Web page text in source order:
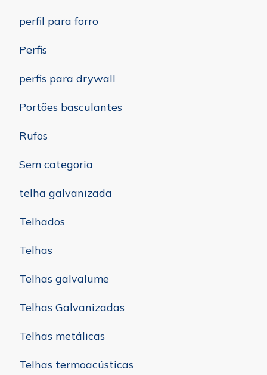
perfil para forro
Perfis
perfis para drywall
Portões basculantes
Rufos
Sem categoria
telha galvanizada
Telhados
Telhas
Telhas galvalume
Telhas Galvanizadas
Telhas metálicas
Telhas termoacústicas